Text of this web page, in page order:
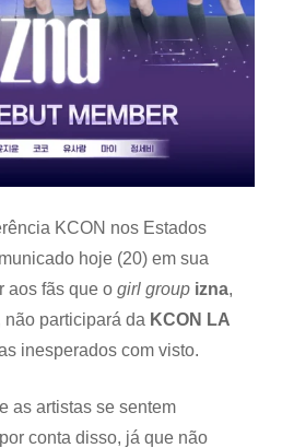
KCON
LA
KCON nos Estados
hoje (20) em sua
aos fãs que o girl group izna,
não participará da KCON LA
inesperados com visto.
as artistas se sentem
conta disso, já que não